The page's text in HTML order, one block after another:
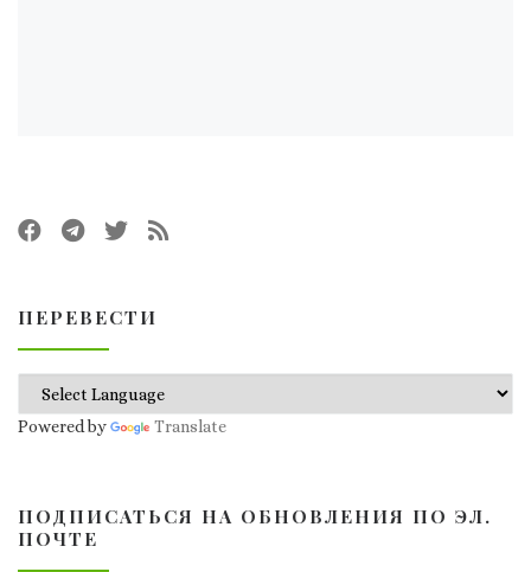
ПЕРЕВЕСТИ
Powered by Translate
ПОДПИСАТЬСЯ НА ОБНОВЛЕНИЯ ПО ЭЛ.
ПОЧТЕ